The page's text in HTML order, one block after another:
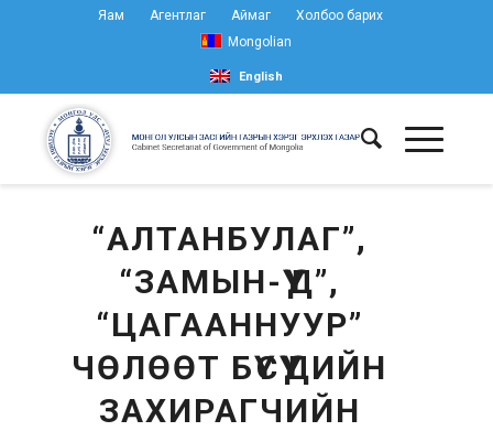
Яам Агентлаг Аймаг
Холбоо барих
Mongolian
English
“АЛТАНБУЛАГ”,
“ЗАМЫН-ҮҮД”,
“ЦАГААННУУР”
ЧӨЛӨӨТ БҮСҮҮДИЙН
ЗАХИРАГЧИЙН